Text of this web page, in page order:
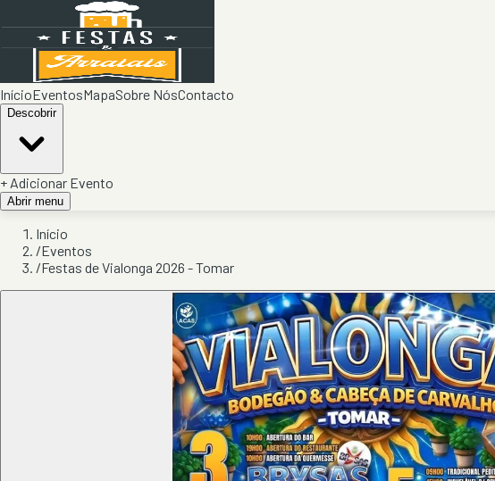
InícioEventosMapaSobre NósContacto
Descobrir
+ Adicionar Evento
Abrir menu
Início
/Eventos
/Festas de Vialonga 2026 - Tomar